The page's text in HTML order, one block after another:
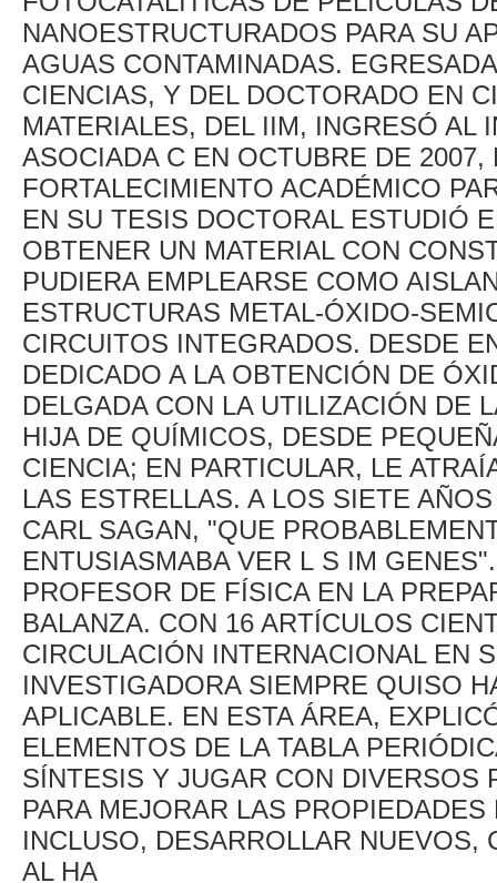
NANOESTRUCTURADOS PARA SU
AGUAS CONTAMINADAS.
CIENCIAS, Y DEL DOCTORADO EN
MATERIALES, DEL IIM, INGRESÓ AL
ASOCIADA C EN OCTUBRE DE
FORTALECIMIENTO ACADÉMICO
EN SU TESIS DOCTORAL ESTUDIÓ
OBTENER UN MATERIAL CON
PUDIERA EMPLEARSE COMO
ESTRUCTURAS METAL-ÓXIDO-
CIRCUITOS INTEGRADOS. DESDE
DEDICADO A LA OBTENCIÓN DE
DELGADA CON LA UTILIZACIÓN DE
HIJA DE QUÍMICOS, DESDE
CIENCIA; EN PARTICULAR, LE
LAS ESTRELLAS. A LOS SIETE
CARL SAGAN, "QUE
ENTUSIASMABA VER L S IM
PROFESOR DE FÍSICA EN LA
BALANZA. CON 16 ARTÍCULOS
CIRCULACIÓN INTERNACIONAL EN
INVESTIGADORA SIEMPRE QUISO
APLICABLE. EN ESTA ÁREA,
ELEMENTOS DE LA TABLA
SÍNTESIS Y JUGAR CON DIVERSOS
PARA MEJORAR LAS
INCLUSO, DESARROLLAR NUEVOS,
AL HA